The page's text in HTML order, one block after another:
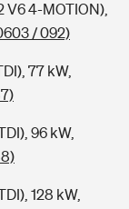
V6 4-MOTION),
/ 092)
77 kW,
96 kW,
128 kW,